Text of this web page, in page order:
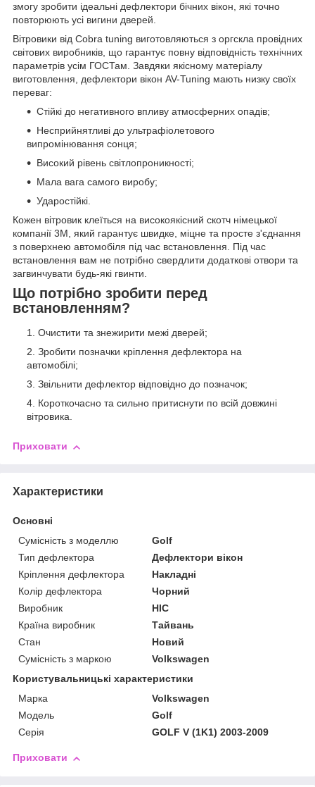
змогу зробити ідеальні дефлектори бічних вікон, які точно
повторюють усі вигини дверей.
Вітровики від Cobra tuning виготовляються з оргскла провідних
світових виробників, що гарантує повну відповідність технічних
параметрів усім ГОСТам. Завдяки якісному матеріалу
виготовлення, дефлектори вікон AV-Tuning мають низку своїх
переваг:
Стійкі до негативного впливу атмосферних опадів;
Несприйнятливі до ультрафіолетового
випромінювання сонця;
Високий рівень світлопроникності;
Мала вага самого виробу;
Ударостійкі.
Кожен вітровик клеїться на високоякісний скотч німецької
компанії 3М, який гарантує швидке, міцне та просте з'єднання
з поверхнею автомобіля під час встановлення. Під час
встановлення вам не потрібно свердлити додаткові отвори та
загвинчувати будь-які гвинти.
Що потрібно зробити перед
встановленням?
Очистити та знежирити межі дверей;
Зробити позначки кріплення дефлектора на
автомобілі;
Звільнити дефлектор відповідно до позначок;
Короткочасно та сильно притиснути по всій довжині
вітровика.
Приховати
Характеристики
Основні
Сумісність з моделлю
Golf
Тип дефлектора
Дефлектори вікон
Кріплення дефлектора
Накладні
Колір дефлектора
Чорний
Виробник
HIC
Країна виробник
Тайвань
Стан
Новий
Сумісність з маркою
Volkswagen
Користувальницькі характеристики
Марка
Volkswagen
Модель
Golf
Серія
GOLF V (1K1) 2003-2009
Приховати